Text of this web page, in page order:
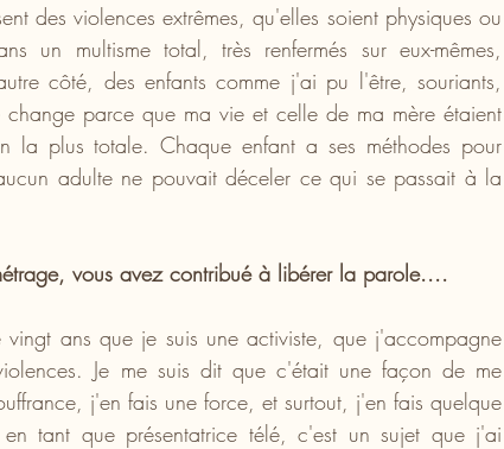
des violences extrêmes, qu'elles soient physiques ou
multisme total, très renfermés sur eux-mêmes,
côté, des enfants comme j'ai pu l'être, souriants,
change parce que ma vie et celle de ma mère étaient
la plus totale. Chaque enfant a ses méthodes pour
adulte ne pouvait déceler ce qui se passait à la
vous avez contribué à libérer la parole....
ans que je suis une activiste, que j'accompagne
Je me suis dit que c'était une façon de me
j'en fais une force, et surtout, j'en fais quelque
tant que présentatrice télé, c'est un sujet que j'ai